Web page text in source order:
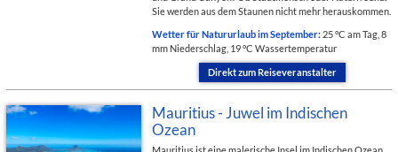
Sie werden aus dem Staunen nicht mehr herauskommen.
Wetter für Natururlaub im September: 25 °C am Tag, 8
mm Niederschlag, 19 °C Wassertemperatur
Direkt zum Reiseveranstalter
Mauritius - Juwel im Indischen
Ozean